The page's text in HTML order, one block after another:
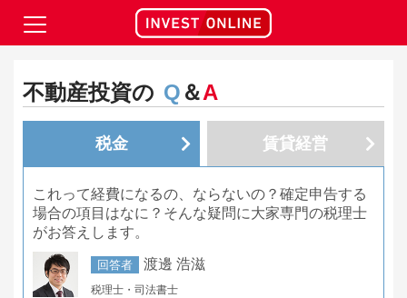
不動産投資の Q ＆A
税金 賃貸経営
これって経費になるの、ならないの？確定申告する
場合の項目はなに？そんな疑問に大家専門の税理士
がお答えします。
回答者 渡邊 浩滋
税理士・司法書士